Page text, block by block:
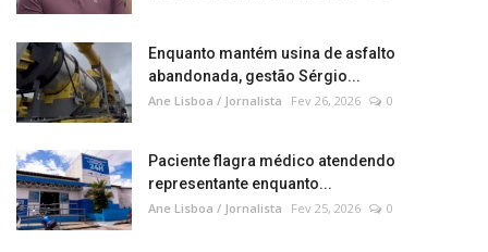
Enquanto mantém usina de asfalto
abandonada, gestão Sérgio...
Ane Lisboa / Jornalista Fev 26, 2026 0
Paciente flagra médico atendendo
representante enquanto...
Ane Lisboa / Jornalista Fev 25, 2026 0